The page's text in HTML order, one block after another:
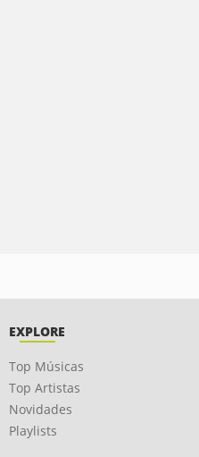
EXPLORE
Top Músicas
Top Artistas
Novidades
Playlists